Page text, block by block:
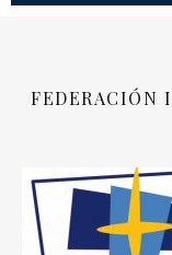
FEDERACIÓN